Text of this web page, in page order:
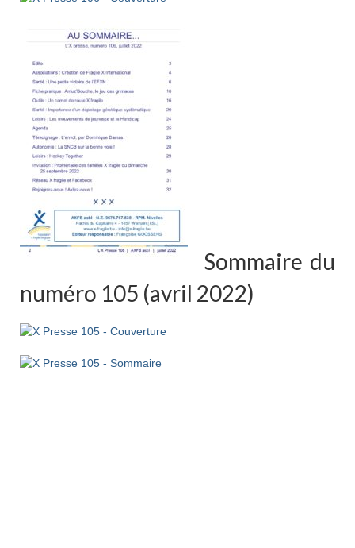
Sommaire du
numéro 105 (avril 2022)